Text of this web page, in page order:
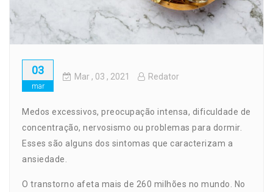
03
mar
Mar , 03 , 2021 Redator
Medos excessivos, preocupação intensa, dificuldade de
concentração, nervosismo ou problemas para dormir.
Esses são alguns dos sintomas que caracterizam a
ansiedade.
O transtorno afeta mais de 260 milhões no mundo. No